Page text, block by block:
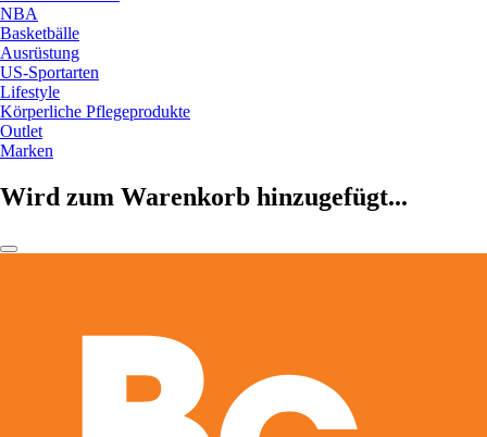
NBA
Basketbälle
Ausrüstung
US-Sportarten
Lifestyle
Körperliche Pflegeprodukte
Outlet
Marken
Wird zum Warenkorb hinzugefügt...